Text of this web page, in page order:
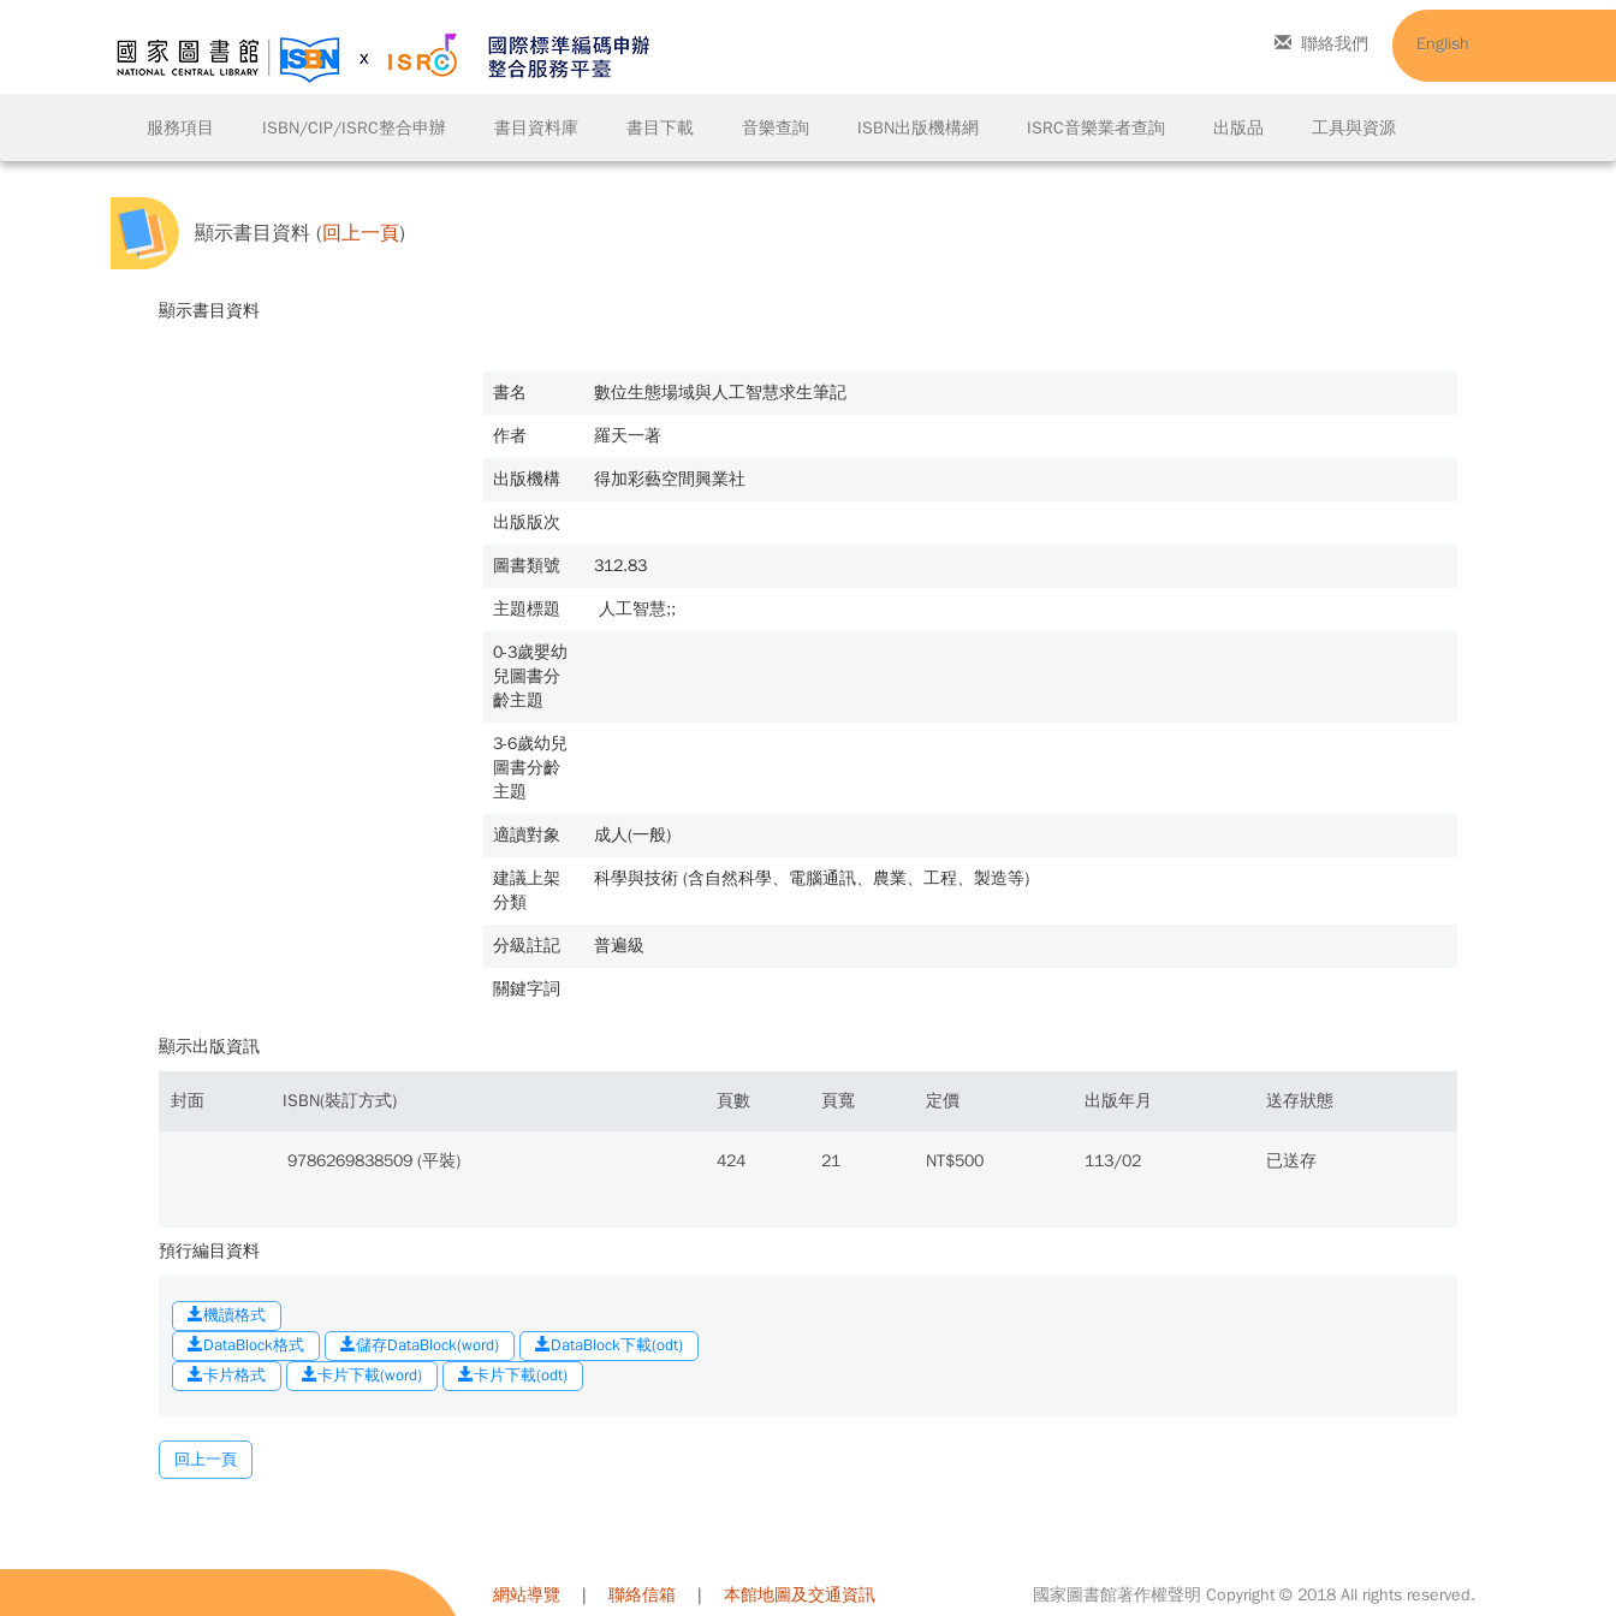
服務項目 ISBN/CIP/ISRC整合申辦 書目資料庫 書目下載 音樂查詢 ISBN出版機構網 ISRC音樂業者查詢 出版品 工具與資源
聯絡我們 English
顯示書目資料 (回上一頁)
顯示書目資料
書名 數位生態場域與人工智慧求生筆記
作者 羅天一著
出版機構 得加彩藝空間興業社
出版版次
圖書類號 312.83
主題標題 人工智慧;;
0-3歲嬰幼
兒圖書分
齡主題
3-6歲幼兒
圖書分齡
主題
適讀對象 成人(一般)
建議上架
分類
科學與技術 (含自然科學、電腦通訊、農業、工程、製造等)
分級註記 普遍級
關鍵字詞
顯示出版資訊
封面 ISBN(裝訂方式) 頁數 頁寬 定價 出版年月 送存狀態
9786269838509 (平裝) 424 21 NT$500 113/02 已送存
預行編目資料
機讀格式
DataBlock格式
儲存DataBlock(word)
DataBlock下載(odt)
卡片格式
卡片下載(word) 卡片下載(odt)
回上一頁
網站導覽 | 聯絡信箱| 本館地圖及交通資訊 國家圖書館著作權聲明 Copyright © 2018 All rights reserved.